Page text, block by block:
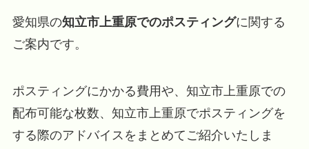
愛知県の知立市上重原でのポスティングに関する
ご案内です。
ポスティングにかかる費用や、知立市上重原での
配布可能な枚数、知立市上重原でポスティングを
する際のアドバイスをまとめてご紹介いたしま